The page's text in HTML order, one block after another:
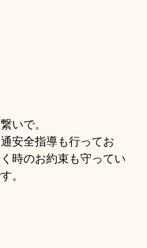
いで。
安全指導も行ってお
時のお約束も守ってい
。